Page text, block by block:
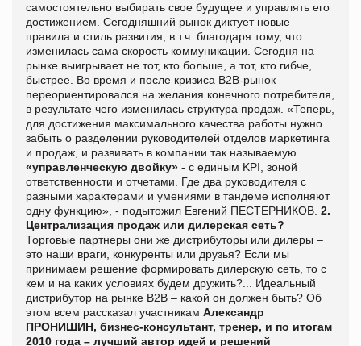
самостоятельно выбирать свое будущее и управлять его
достижением. Сегодняшний рынок диктует новые
правила и стиль развития, в т.ч. благодаря тому, что
изменилась сама скорость коммуникации. Сегодня на
рынке выигрывает не тот, кто больше, а тот, кто гибче,
быстрее. Во время и после кризиса В2В-рынок
переориентировался на желания конечного потребителя,
в результате чего изменилась структура продаж. «Теперь,
для достижения максимального качества работы нужно
забыть о разделении руководителей отделов маркетинга
и продаж, и развивать в компании так называемую
«управленческую двойку» - с единым KPI, зоной
ответственности и отчетами. Где два руководителя с
разными характерами и умениями в тандеме исполняют
одну функцию», - подытожил Евгений ПЕСТЕРНИКОВ. 2.
Централизация продаж или дилерская сеть?
Торговые партнеры они же дистрибуторы или дилеры –
это наши враги, конкуренты или друзья? Если мы
принимаем решение формировать дилерскую сеть, то с
кем и на каких условиях будем дружить?... Идеальный
дистрибутор на рынке В2В – какой он должен быть? Об
этом всем рассказал участникам Александр
ПРОНИШИН, бизнес-консультант, тренер, и по итогам
2010 года – лучший автор идей и решений